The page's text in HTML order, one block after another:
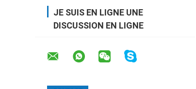
JE SUIS EN LIGNE UNE
DISCUSSION EN LIGNE